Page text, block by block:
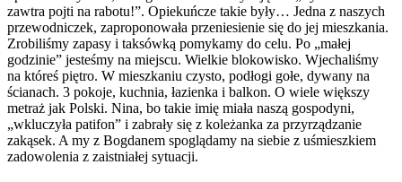
zawtra pojti na rabotu!”. Opiekuńcze takie były… Jedna z naszych
przewodniczek, zaproponowała przeniesienie się do jej mieszkania.
Zrobiliśmy zapasy i taksówką pomykamy do celu. Po „małej
godzinie” jesteśmy na miejscu. Wielkie blokowisko. Wjechaliśmy
na któreś piętro. W mieszkaniu czysto, podłogi gołe, dywany na
ścianach. 3 pokoje, kuchnia, łazienka i balkon. O wiele większy
metraż jak Polski. Nina, bo takie imię miała naszą gospodyni,
„wkluczyła patifon” i zabrały się z koleżanka za przyrządzanie
zakąsek. A my z Bogdanem spoglądamy na siebie z uśmieszkiem
zadowolenia z zaistniałej sytuacji.